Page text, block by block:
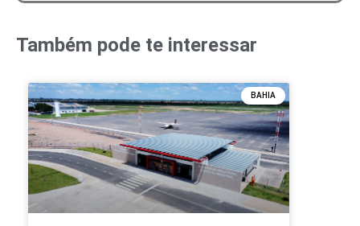
Também pode te interessar
BAHIA